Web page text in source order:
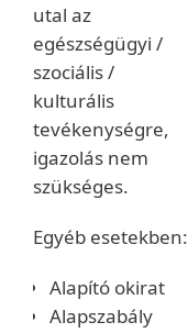
utal az
egészségügyi /
szociális /
kulturális
tevékenységre,
igazolás nem
szükséges.
Egyéb esetekben:
Alapító okirat
Alapszabály